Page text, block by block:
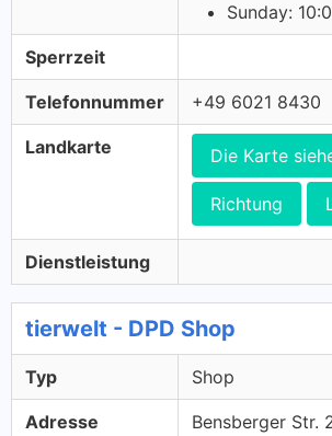
Sunday:
Sperrzeit
Telefonnummer +49 6021 8430
Landkarte Die Karte
Richtung
Dienstleistung
tierwelt - DPD Shop
Typ Shop
Adresse
Bensberger Str.